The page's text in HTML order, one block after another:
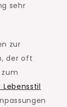
sehr
zur
der oft